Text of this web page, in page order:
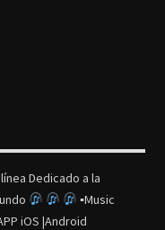
Dedicado a la
▪Music
iOS |Android